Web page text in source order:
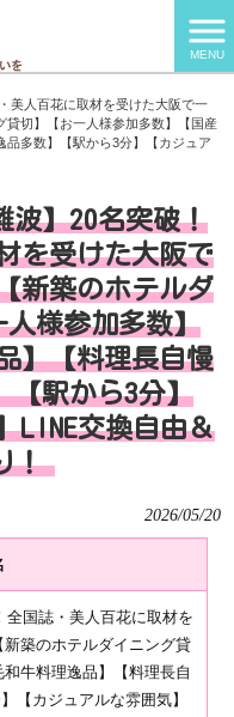
MENU
美人百花に取材を受けた大阪で一
切】【お一人様参加多数】【国産
多数】【駅から3分】【カジュア
波】20名突破！
を受けた大阪で
新築のホテルダ
様参加多数】
】【料理長自慢
【駅から3分】
LINE交換自由＆
！
2026/05/20
全国誌・美人百花に取材を
築のホテルダイニング貸
牛料理逸品】【料理長自
【カジュアルな雰囲気】